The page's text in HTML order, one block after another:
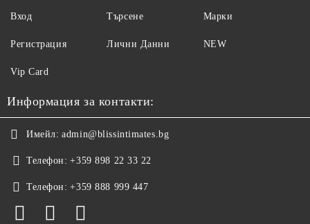
Вход
Регистрация
Търсене
Лични Данни
Марки
NEW
Vip Card
Информация за контакти:
Имейл: admin@blissintimates.bg
Телефон: +359 898 22 33 22
Телефон: +359 888 999 447